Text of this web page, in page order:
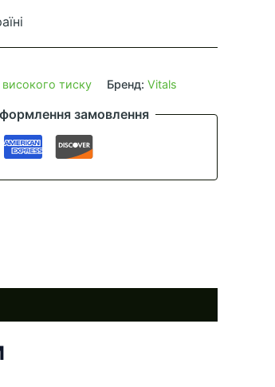
високого тиску Бренд: Vitals
замовлення